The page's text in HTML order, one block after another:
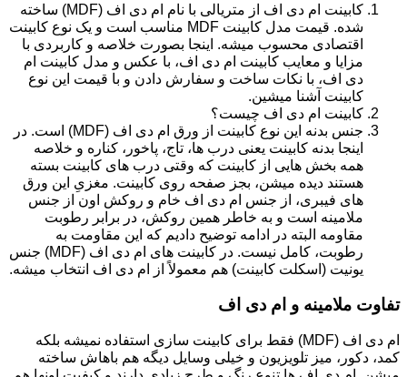
کابینت ام دی اف از متریالی با نام ام دی اف (MDF) ساخته
شده. قیمت مدل کابینت MDF مناسب است و یک نوع کابینت
اقتصادی محسوب میشه. اینجا بصورت خلاصه و کاربردی با
مزایا و معایب کابینت ام دی اف، با عکس و مدل کابینت ام
دی اف، با نکات ساخت و سفارش دادن و با قیمت این نوع
کابینت آشنا میشین.
کابینت ام دی اف چیست؟
جنس بدنه این نوع کابینت از ورق ام دی اف (MDF) است. در
اینجا بدنه کابینت یعنی درب ها، تاج، پاخور، کناره و خلاصه
همه بخش هایی از کابینت که وقتی درب های کابینت بسته
هستند دیده میشن، بجز صفحه روی کابینت. مغزیِ این ورق
های فیبری، از جنس ام دی اف خام و روکش اون از جنس
ملامینه است و به خاطر همین روکش، در برابر رطوبت
مقاومه البته در ادامه توضیح دادیم که این مقاومت به
رطوبت، کامل نیست. در کابینت های ام دی اف (MDF) جنس
یونیت (اسکلت کابینت) هم معمولاً از ام دی اف انتخاب میشه.
تفاوت ملامینه و ام دی اف
ام دی اف (MDF) فقط برای کابینت سازی استفاده نمیشه بلکه
کمد، دکور، میز تلویزیون و خیلی وسایل دیگه هم باهاش ساخته